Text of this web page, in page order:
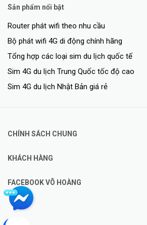
Sản phẩm nổi bật
Router phát wifi theo nhu cầu
Bộ phát wifi 4G di động chính hãng
Tổng hợp các loại sim du lịch quốc tế
Sim 4G du lịch Trung Quốc tốc độ cao
Sim 4G du lịch Nhật Bản giá rẻ
CHÍNH SÁCH CHUNG
KHÁCH HÀNG
FACEBOOK VÕ HOÀNG